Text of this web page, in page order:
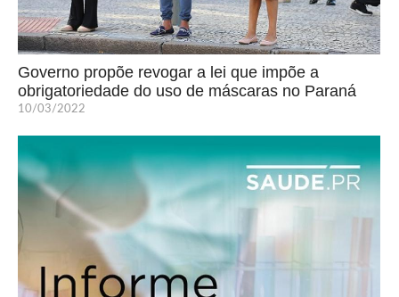
Governo propõe revogar a lei que impõe a
obrigatoriedade do uso de máscaras no Paraná
10/03/2022